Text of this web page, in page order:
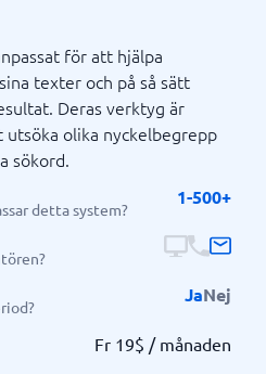
för att hjälpa
texter och på så sätt
Deras verktyg är
olika nyckelbegrepp
sökord.
detta system?
1-500+
JaNej
Fr 19$ / månaden